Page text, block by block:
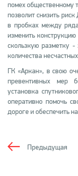
помех общественному
позволит снизить
в пробках между
изменить
скользкую разметку
количества
ГК «Аркан», в свою
превентивных мер
установка
оперативно помочь
дороге и обеспечить
Предыдущая